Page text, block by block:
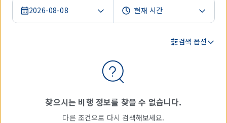
2026-08-08
검색 옵션
찾으시는 비행 정보를 찾을 수 없습니다.
다른 조건으로 다시 검색해보세요.